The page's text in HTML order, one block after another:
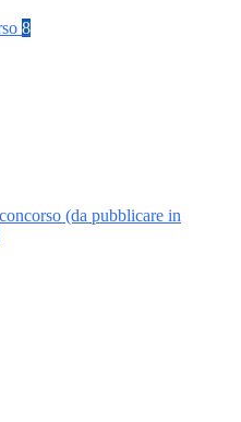
8
(da pubblicare in